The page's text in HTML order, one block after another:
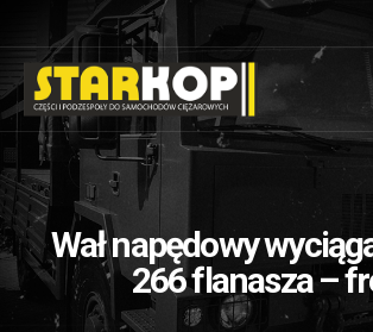
Wał napędowy
266 flanasza –